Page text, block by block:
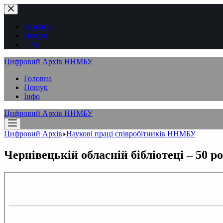
Перейти
до
вмістуГоловна
Пошук
Інфо
Цифровий Архів ННМБУ
Головна
Пошук
Інфо
Цифровий Архів ННМБУ
Цифровий Архів Наукові праці співробітників ННМБУ
Чернівецькій обласній бібліотеці – 50